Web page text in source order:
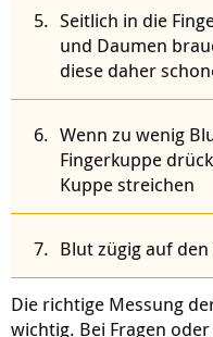
Seitlich in die
und Daumen
diese daher
Wenn zu wenig
Fingerkuppe
Kuppe streichen
Blut zügig auf
Die richtige Messung
wichtig. Bei Fragen